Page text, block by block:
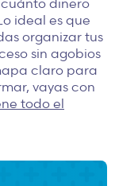
ideal es que
organizar tus
sin agobios
claro para
vayas con
todo el